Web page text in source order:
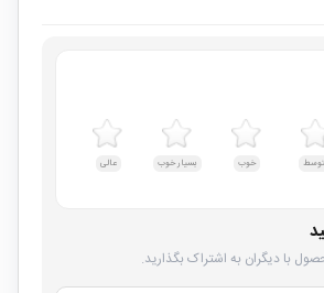
خوب بسیار خوب عالی
با دیگران به اشتراک بگذارید.